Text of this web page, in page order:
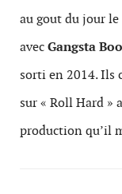
au gout du jour
avecGangsta Boo
sorti en 2014. Ils
sur « Roll Hard »
production qu’il